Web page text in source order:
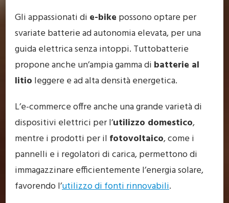
Gli appassionati di e-bike possono optare per
svariate batterie ad autonomia elevata, per una
guida elettrica senza intoppi. Tuttobatterie
propone anche un’ampia gamma di batterie al
litio leggere e ad alta densità energetica.
L’e-commerce offre anche una grande varietà di
dispositivi elettrici per l’utilizzo domestico,
mentre i prodotti per il fotovoltaico, come i
pannelli e i regolatori di carica, permettono di
immagazzinare efficientemente l’energia solare,
favorendo l’utilizzo di fonti rinnovabili.